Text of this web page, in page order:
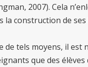
2007). Cela
la construction de
tels moyens, il est
que des